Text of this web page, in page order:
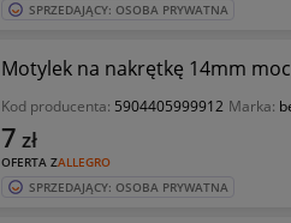
SPRZEDAJĄCY: OSOBA PRYWATNA
Motylek na nakrętkę 14mm
Kod producenta: 5904405999912 Marka:
OFERTA ZALLEGRO
7 zł
SPRZEDAJĄCY: OSOBA PRYWATNA